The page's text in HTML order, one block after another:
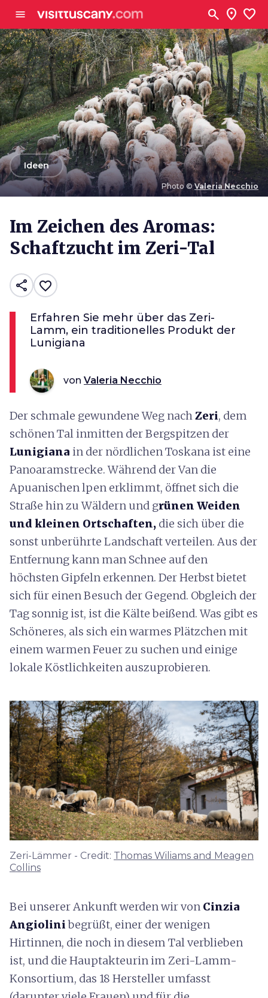
menu search location_on favorite
Photo © Valeria Necchio
arrow_backIdeen
Im Zeichen des Aromas:
Schaftzucht im Zeri-Tal
share favorite_border
Erfahren Sie mehr über das Zeri-
Lamm, ein traditionelles Produkt der
Lunigiana
von Valeria Necchio
Der schmale gewundene Weg nachZeri, dem
schönen Tal inmitten der Bergspitzen der
Lunigiana in der nördlichen Toskana ist eine
Panoaramstrecke. Während der Van die
Apuanischen lpen erklimmt, öffnet sich die
Straße hin zu Wäldern und grünen Weiden
und kleinen Ortschaften, die sich über die
sonst unberührte Landschaft verteilen. Aus der
Entfernung kann man Schnee auf den
höchsten Gipfeln erkennen. Der Herbst bietet
sich für einen Besuch der Gegend. Obgleich der
Tag sonnig ist, ist die Kälte beißend. Was gibt es
Schöneres, als sich ein warmes Plätzchen mit
einem warmen Feuer zu suchen und einige
lokale Köstlichkeiten auszuprobieren.
Zeri-Lämmer - Credit: Thomas Wiliams and Meagen
Collins
Bei unserer Ankunft werden wir von Cinzia
Angiolinibegrüßt, einer der wenigen
Hirtinnen, die noch in diesem Tal verblieben
ist, und die Hauptakteurin im Zeri-Lamm-
Konsortium, das 18 Hersteller umfasst